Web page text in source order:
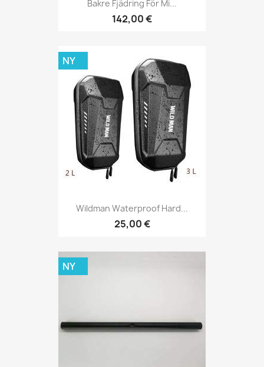
Bakre Fjädring För Mi...
142,00 €
Wildman Waterproof Hard...
25,00 €
NY
NY